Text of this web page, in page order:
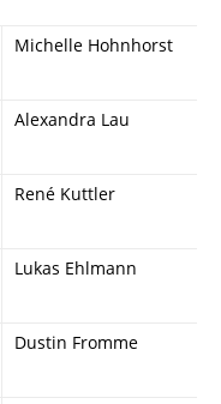
Michelle Hohnhorst
Alexandra Lau
René Kuttler
Lukas Ehlmann
Dustin Fromme